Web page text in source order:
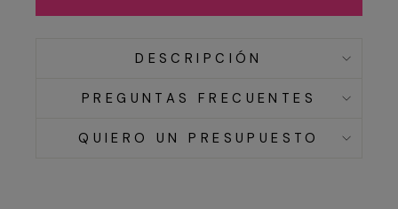
DESCRIPCIÓN
PREGUNTAS FRECUENTES
QUIERO UN PRESUPUESTO